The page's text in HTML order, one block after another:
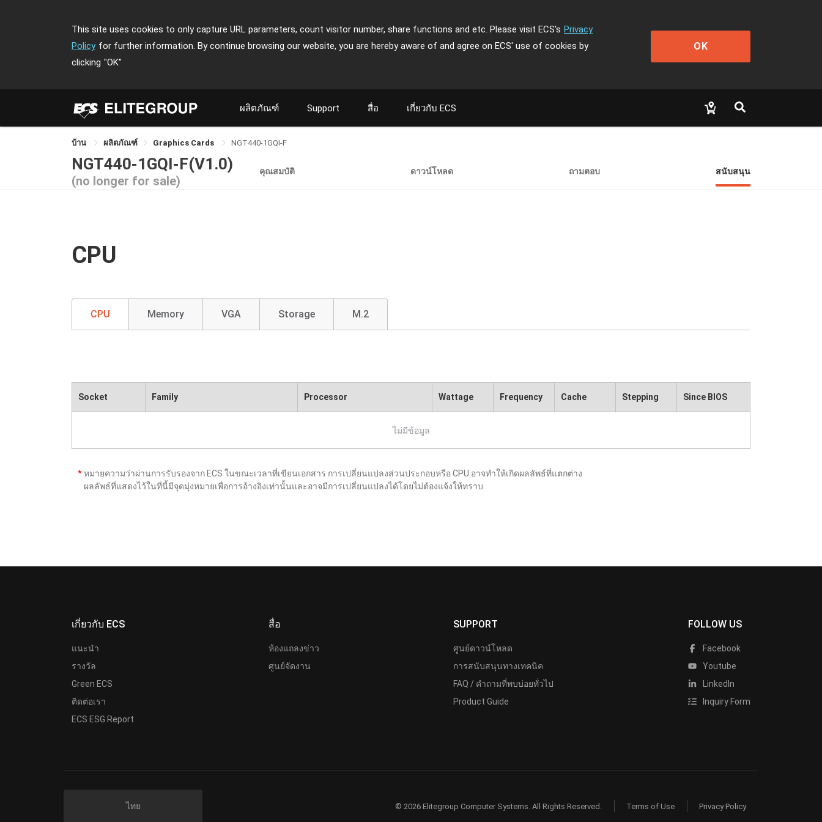
This site uses cookies to only capture URL parameters, count visitor number, share functions and etc. Please visit ECS's Privacy
Policy for further information. By continue browsing our website, you are hereby aware of and agree on ECS' use of cookies by
clicking "OK"
OK
ผลิตภัณฑ์ Support สื่อ เกี่ยวกับ ECS
บ้าน ผลิตภัณฑ์ Graphics Cards NGT440-1GQI-F
NGT440-1GQI-F(V1.0)
(no longer for sale)
คุณสมบัติ ดาวน์โหลด ถามตอบ สนับสนุน
CPU
CPU Memory VGA Storage M.2
Socket Family Processor Wattage Frequency Cache Stepping Since BIOS
ไม่มีข้อมูล
*หมายความว่าผ่านการรับรองจาก ECS ในขณะเวลาที่เขียนเอกสาร การเปลี่ยนแปลงส่วนประกอบหรือ CPU อาจทำให้เกิดผลลัพธ์ที่แตกต่าง
ผลลัพธ์ที่แสดงไว้ในที่นี้มีจุดมุ่งหมายเพื่อการอ้างอิงเท่านั้นและอาจมีการเปลี่ยนแปลงได้โดยไม่ต้องแจ้งให้ทราบ
เกี่ยวกับ ECS
แนะนำ
รางวัล
Green ECS
ติดต่อเรา
ECS ESG Report
สื่อ
ห้องแถลงข่าว
ศูนย์จัดงาน
SUPPORT
ศูนย์ดาวน์โหลด
การสนับสนุนทางเทคนิค
FAQ / คำถามที่พบบ่อยทั่วไป
Product Guide
FOLLOW US
Facebook
Youtube
LinkedIn
Inquiry Form
ไทย © 2026 Elitegroup Computer Systems. All Rights Reserved. Terms of Use Privacy Policy